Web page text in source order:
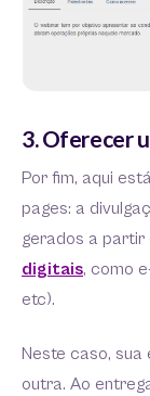
3. Oferecer
Por fim, aqui
pages: a
gerados a partir
digitais, como
etc).
Neste caso, sua
outra. Ao